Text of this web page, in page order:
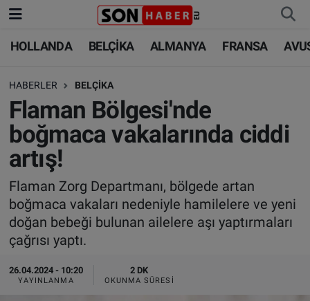
HOLLANDA BELÇİKA ALMANYA FRANSA
HABERLER BELÇİKA
Flaman Bölgesi'nde
boğmaca vakalarında ciddi
artış!
Flaman Zorg Departmanı, bölgede artan
boğmaca vakaları nedeniyle hamilelere ve yeni
doğan bebeği bulunan ailelere aşı yaptırmaları
çağrısı yaptı.
26.04.2024 - 10:20
YAYINLANMA
2 DK
OKUNMA SÜRESI
HOLLANDA
BELÇİKA
ALMANYA
FRANSA
AVUSTURYA
SAĞLIK - YAŞAM
BİLİM-TEKNOLOJİ
HOLLANDA
BELÇİKA
ALMANYA
TÜRKİYE
DÜNYA
BİLİM-TEKNOLOJİ
SAĞLIK
Nöbetçi Eczaneler
Hava Durumu
Trafik Durumu
Süper Lig Puan Durumu ve Fikstür
Tüm Manşetler
Son Dakika Haberleri
Haber Arşivi